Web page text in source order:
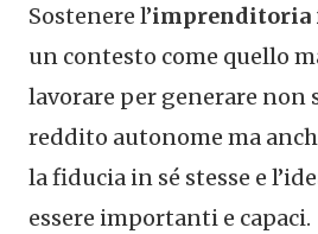
Sostenere l’imprenditoria
un contesto come quello
lavorare per generare non
reddito autonome ma
la fiducia in sé stesse e
essere importanti e capaci.